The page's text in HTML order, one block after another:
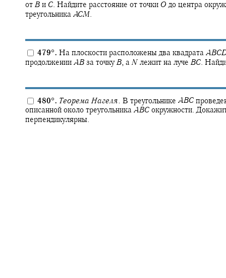
от B и C. Найдите расстояние от точки Oдо центра
треугольника ACM.
479°. На плоскости расположены два квадрата ABC
продолжении AB за точкуB, а N лежит на луче BC.
480°. Теорема Нагеля. В треугольнике ABC
описанной около треугольника ABC окружности.
перпендикулярны.